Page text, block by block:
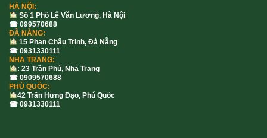
HÀ NỘI:
Số 1 Phố Lê Văn Lương, Hà Nội
☎ 099570688
ĐÀ NẴNG:
15 Phan Châu Trinh, Đà Nẵng
☎ 0931330111
NHA TRANG:
: 23 Trần Phú, Nha Trang
☎ 0909570688
PHÚ QUỐC:
42 Trần Hưng Đạo, Phú Quốc
☎ 0931330111